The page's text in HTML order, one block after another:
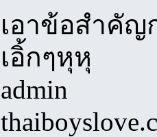
เอาข้อสำคัญ
เอิ้กๆหุหุ
admin